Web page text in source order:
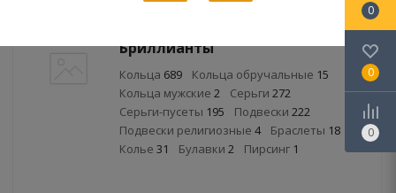
Бриллианты
Кольца 689 Кольца обручальные 15
Кольца мужские 2 Серьги 272
Серьги-пусеты 195 Подвески 222
Подвески религиозные 4 Браслеты 18
Колье 31 Булавки 2 Пирсинг 1
0
0
0